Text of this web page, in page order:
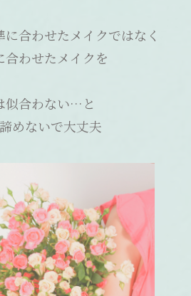
合わせたメイクではなく
合わせたメイクを
似合わない…と
めないで大丈夫